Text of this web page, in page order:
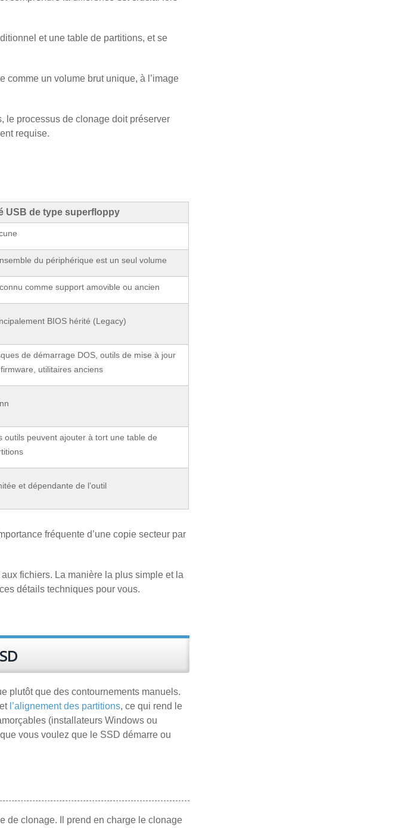
et une table de partitions, et se
comme un volume brut unique, à l’image
le processus de clonage doit préserver
requise.
USB de type superfloppy
du périphérique est un seul volume
comme support amovible ou ancien
BIOS hérité (Legacy)
de démarrage DOS, outils de mise à jour
utilitaires anciens
outils peuvent ajouter à tort une table de
et dépendante de l’outil
fréquente d’une copie secteur par
fichiers. La manière la plus simple et la
détails techniques pour vous.
plutôt que des contournements manuels.
l’alignement des partitions, ce qui rend le
(installateurs Windows ou
vous voulez que le SSD démarre ou
de clonage. Il prend en charge le clonage